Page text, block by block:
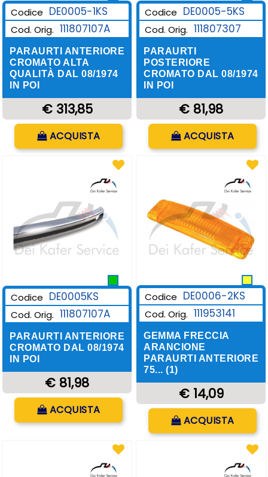
Codice DE0005-1KS
Cod. Orig. 111807107A
PARAURTI ANTERIORE
CROMATO ALTA
QUALITÀ DAL 08/1974
IN POI
€ 313,85
Quantità
ACQUISTA
Codice DE0005-5KS
Cod. Orig. 111807307
PARAURTI
POSTERIORE
CROMATO DAL 08/1974
IN POI
€ 81,98
Quantità
ACQUISTA
Codice DE0005KS
Cod. Orig. 111807107A
PARAURTI ANTERIORE
CROMATO DAL 08/1974
IN POI
€ 81,98
ACQUISTA
Codice DE0006-2KS
Cod. Orig. 111953141
GEMMA FRECCIA
ARANCIONE
PARAURTI ANTERIORE
75... (1)
€ 14,09
Quantità
ACQUISTA